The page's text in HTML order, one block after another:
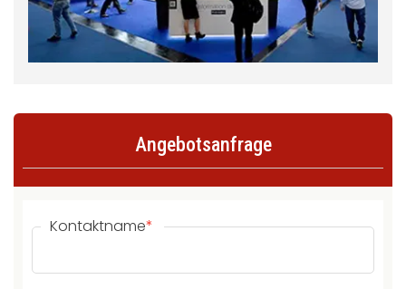
Angebotsanfrage
Kontaktname*